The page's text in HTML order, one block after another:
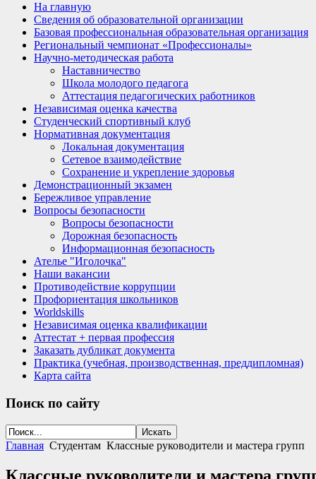
На главную
Сведения об образовательной организации
Базовая профессиональная образовательная организация
Региональный чемпионат «Профессионалы»
Научно-методическая работа
Наставничество
Школа молодого педагога
Аттестация педагогических работников
Независимая оценка качества
Студенческий спортивный клуб
Нормативная документация
Локальная документация
Сетевое взаимодействие
Сохранение и укрепление здоровья
Демонстрационный экзамен
Бережливое управление
Вопросы безопасности
Вопросы безопасности
Дорожная безопасность
Информационная безопасность
Ателье "Иголочка"
Наши вакансии
Противодействие коррупции
Профориентация школьников
Worldskills
Независимая оценка квалификации
Аттестат + первая профессия
Заказать дубликат документа
Практика (учебная, производственная, преддипломная)
Карта сайта
Поиск по сайту
Главная Студентам Классные руководители и мастера групп
Классные руководители и мастера